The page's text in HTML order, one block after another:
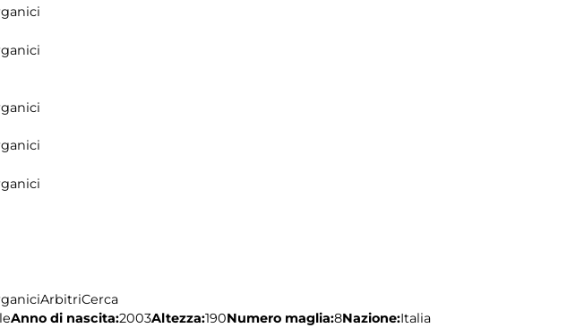
ArbitriCerca
Anno di nascita:2003Altezza:190Numero maglia:8Nazione:Italia